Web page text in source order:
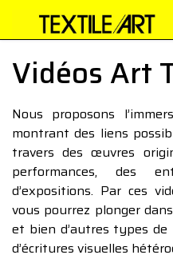
Vidéos Art
Nous proposons
montrant des liens
travers des œuvres
performances, des
d’expositions. Par ces
vous pourrez plonger
et bien d’autres types
d’écritures visuelles